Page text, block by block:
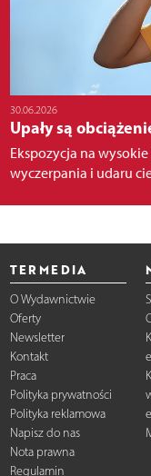
30.06.2026
Upały są
Ekspozycja na
wyczerpania i udaru
TERMEDIA
O Wydawnictwie
Oferty
Newsletter
Kontakt
Praca
Polityka prywatności
Polityka reklamowa
Napisz do nas
Nota prawna
Regulamin